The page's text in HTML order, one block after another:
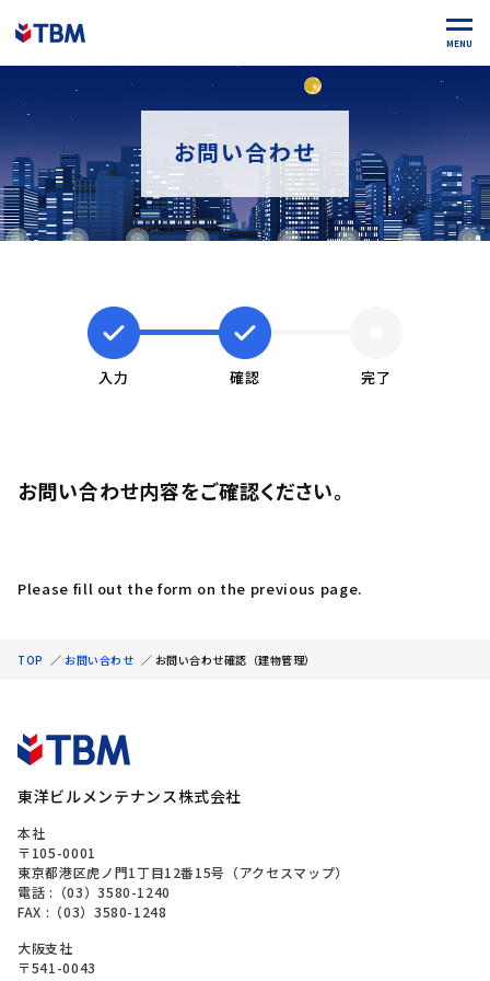
MENU
お問い合わせ
入力 確認 完了
お問い合わせ内容をご確認ください。
Please fill out the form on the previous page.
TOP ／ お問い合わせ ／ お問い合わせ確認（建物管理）
東洋ビルメンテナンス株式会社
本社
〒105-0001
東京都港区虎ノ門1丁目12番15号（アクセスマップ）
電話 : （03）3580-1240
FAX :（03）3580-1248
大阪支社
〒541-0043